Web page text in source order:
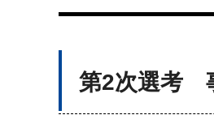
第2次選考